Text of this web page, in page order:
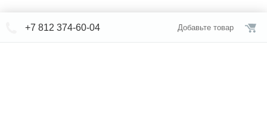
+7 812 374-60-04 Добавьте товар